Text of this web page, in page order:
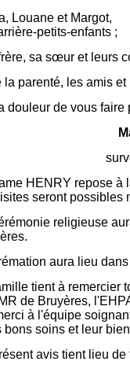
Louane et Margot,
petits-enfants ;
sa sœur et leurs
la parenté, les amis
douleur de vous faire
le 28
HENRY repose à
seront possibles
religieuse
aura lieu
tient à remercier
de Bruyères,
à l'équipe
bons soins et leur
avis tient lieu